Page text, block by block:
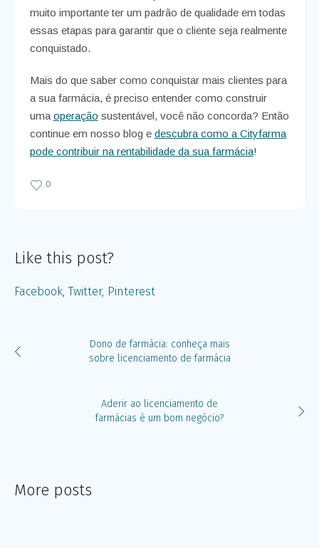
muito importante ter um padrão de qualidade em todas
essas etapas para garantir que o cliente seja realmente
conquistado.
Mais do que saber como conquistar mais clientes para
a sua farmácia, é preciso entender como construir
uma operação sustentável, você não concorda? Então
continue em nosso blog e descubra como a Cityfarma
pode contribuir na rentabilidade da sua farmácia!
0
Like this post?
Facebook Twitter Pinterest
Dono de farmácia: conheça mais
sobre licenciamento de farmácia
Aderir ao licenciamento de
farmácias é um bom negócio?
More posts